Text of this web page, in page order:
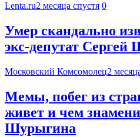
Lenta.ru2 месяца спустя 0
Умер скандально
экс-депутат
Московский Комсомолец2
Мемы, побег из
живет и чем
Шурыгина